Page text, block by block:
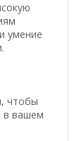
умение
чтобы
в вашем